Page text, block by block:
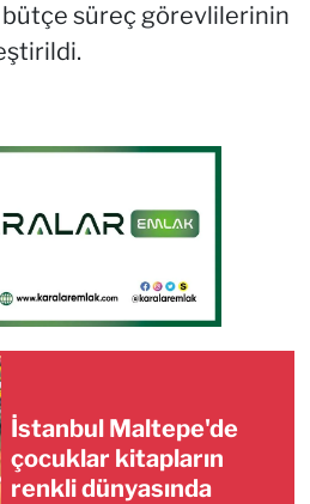
bütçe süreç görevlilerinin
İstanbul Maltepe'de
çocuklar kitapların
renkli dünyasında